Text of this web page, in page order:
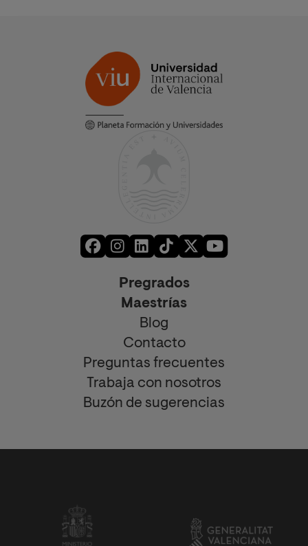
Pregrados
Maestrías
Blog
Contacto
Preguntas frecuentes
Trabaja con nosotros
Buzón de sugerencias